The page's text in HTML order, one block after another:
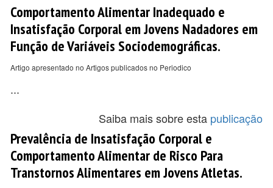
Comportamento Alimentar Inadequado e
Insatisfação Corporal em Jovens Nadadores em
Função de Variáveis Sociodemográficas.
Artigo apresentado no Artigos publicados no Periodico
...
Saiba mais sobre esta publicação
Prevalência de Insatisfação Corporal e
Comportamento Alimentar de Risco Para
Transtornos Alimentares em Jovens Atletas.